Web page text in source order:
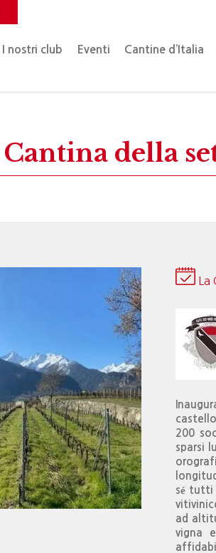
I nostri club Eventi Cantine d’Italia
Cantina della
La
200
sparsi
sé tutti
ad
vigna